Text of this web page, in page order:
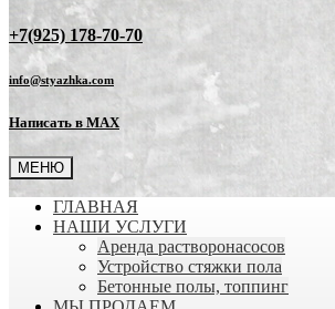
+7(925) 178-70-70
info@styazhka.com
Написать в MAX
МЕНЮ
ГЛАВНАЯ
НАШИ УСЛУГИ
Аренда растворонасосов
Устройство стяжки пола
Бетонные полы, топпинг